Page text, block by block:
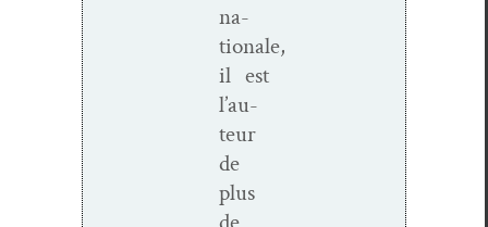
na­
tionale,
il est
l’au­
teur
de
plus